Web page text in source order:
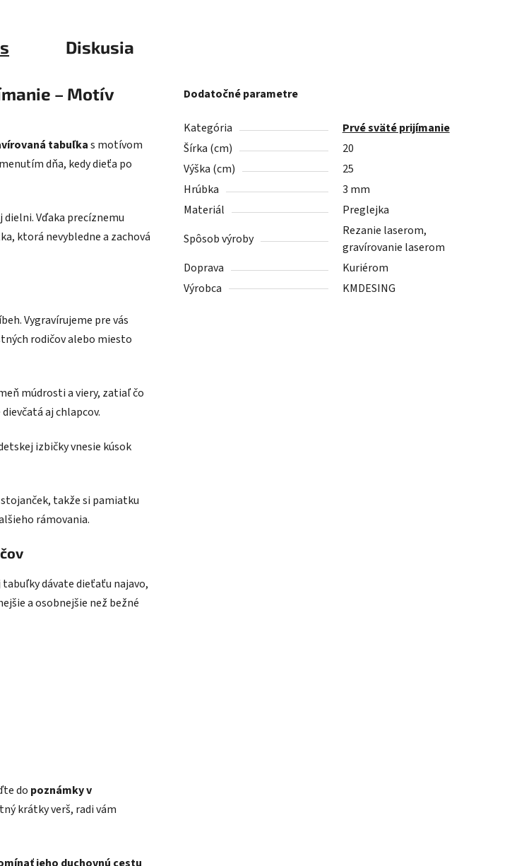
Diskusia
– Motív
tabuľkas motívom
dňa, kedy dieťa po
Vďaka precíznemu
ktorá nevybledne a zachová
Vygravírujeme pre vás
rodičov alebo miesto
múdrosti a viery, zatiaľ čo
aj chlapcov.
izbičky vnesie kúsok
takže si pamiatku
rámovania.
dávate dieťaťu najavo,
a osobnejšie než bežné
do poznámky v
krátky verš, radi vám
Dodatočné parametre
Kategória
Prvé sväté prijímanie
Šírka (cm)
20
Výška (cm)
25
Hrúbka
3 mm
Materiál
Preglejka
Spôsob výroby
Rezanie laserom,
gravírovanie laserom
Doprava
Kuriérom
Výrobca
KMDESING